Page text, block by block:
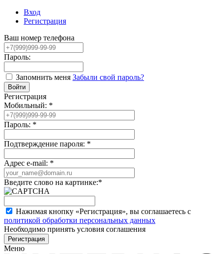
Вход
Регистрация
Ваш номер телефона
Пароль:
Запомнить меня Забыли свой пароль?
Регистрация
Мобильный: *
Пароль: *
Подтверждение пароля: *
Адрес e-mail: *
Введите слово на картинке:*
Нажимая кнопку «Регистрация», вы соглашаетесь с
политикой обработки персональных данных
Необходимо принять условия соглашения
Меню